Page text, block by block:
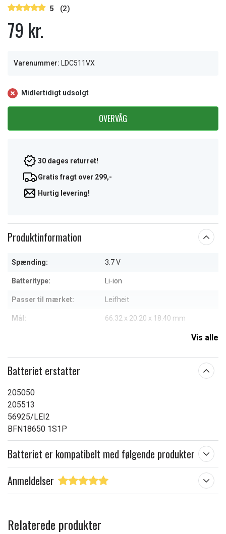
5 (2)
79 kr.
Varenummer: LDC511VX
Midlertidigt udsolgt
OVERVÅG
30 dages returret!
Gratis fragt over 299,-
Hurtig levering!
Produktinformation
Spænding: 3.7 V
Batteritype: Li-ion
Passer til mærket: Leifheit
Mål: 66.32 x 20.20 x 18.40 mm
Vis alle
Batteriet erstatter
205050
205513
56925/LEI2
BFN18650 1S1P
Batteriet er kompatibelt med følgende produkter
Anmeldelser
Relaterede produkter